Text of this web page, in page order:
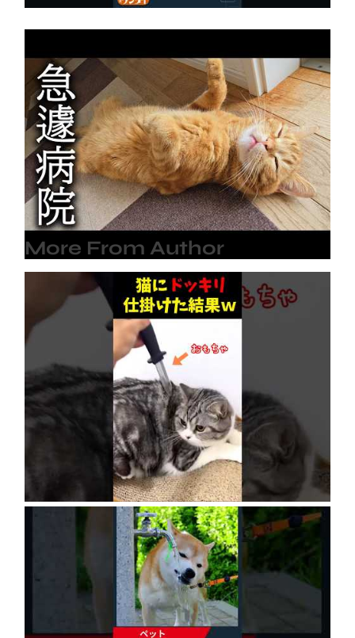
これから病院へ行ってきます…
2026年8月6日
More From Author
ネコにドッキリ仕掛けた結果５選 #猫のいる暮
らし #cat #面白集 #ねこ #笑ったら負け
2026年8月6日